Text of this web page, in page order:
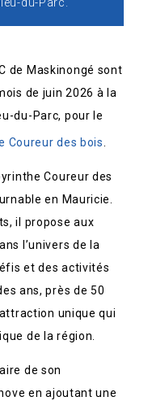
du-Parc.
de Maskinongé sont
de juin 2026 à la
du-Parc, pour le
Coureur des bois
Coureur des
en Mauricie.
il propose aux
l’univers de la
et des activités
ans, près de 50
unique qui
de la région.
de son
en ajoutant une